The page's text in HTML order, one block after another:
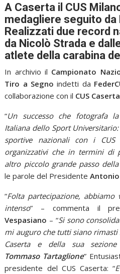
A Caserta il CUS
medagliere seguito da
Realizzati due record
da Nicolò Strada e
atlete della carabina
In archivio il Campionato
Tiro a Segno indetti da
collaborazione con il CUS Caserta
“Un successo che fotografa
Italiana dello Sport
sportive nazionali con i
organizzativi che in termini di
altro piccolo grande passo
le parole del Presidente
“Folta partecipazione,
intenso” – commenta il
Vespasiano – “Si sono
mi auguro che tutti siano rimasti
Caserta e della sua
Tommaso Tartaglione”
presidente del CUS Caserta: “